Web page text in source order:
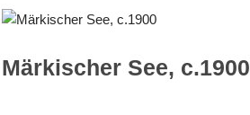
Märkischer See, c.1900